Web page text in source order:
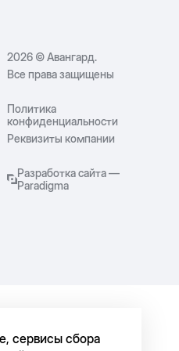
2026 © Авангард.
Все права защищены
Политика
конфиденциальности
Реквизиты компании
Разработка сайта —
Paradigma
сервисы сбора